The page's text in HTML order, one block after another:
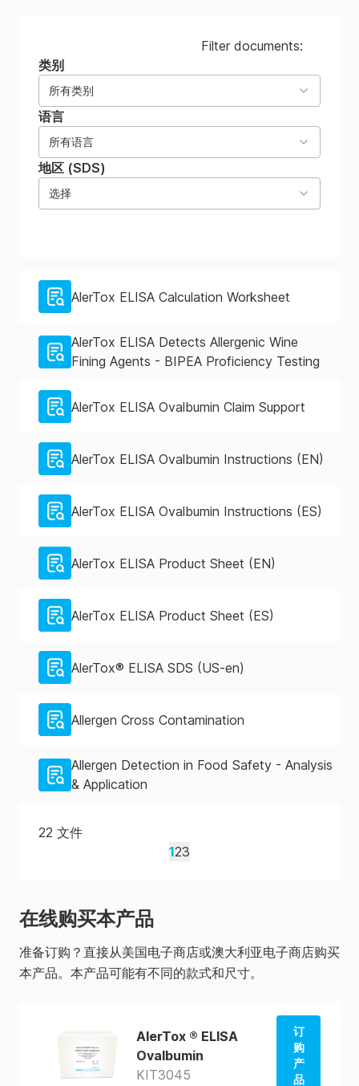
Filter documents:
类别
所有类别
语言
所有语言
地区 (SDS)
选择
AlerTox ELISA Calculation Worksheet
AlerTox ELISA Detects Allergenic Wine
Fining Agents - BIPEA Proficiency Testing
AlerTox ELISA Ovalbumin Claim Support
AlerTox ELISA Ovalbumin Instructions (EN)
AlerTox ELISA Ovalbumin Instructions (ES)
AlerTox ELISA Product Sheet (EN)
AlerTox ELISA Product Sheet (ES)
AlerTox® ELISA SDS (US-en)
Allergen Cross Contamination
Allergen Detection in Food Safety - Analysis
& Application
22 文件
123
在线购买本产品
准备订购？直接从美国电子商店或澳大利亚电子商店购买
本产品。本产品可能有不同的款式和尺寸。
AlerTox ® ELISA
Ovalbumin
KIT3045
订
购
产
品